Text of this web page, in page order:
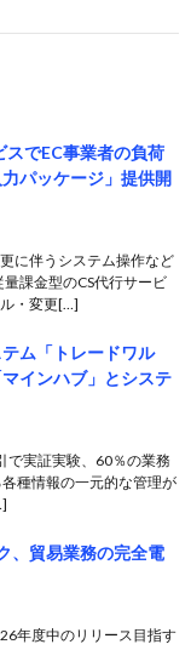
スでEC事業者の負荷
パッケージ」提供開
に伴うシステム操作など
課金型のCS代行サービ
・変更[…]
ム「トレードワル
インハブ」とシステ
で実証実験、60％の業務
種情報の一元的な管理が
、貿易業務の完全電
年度中のリリース目指す